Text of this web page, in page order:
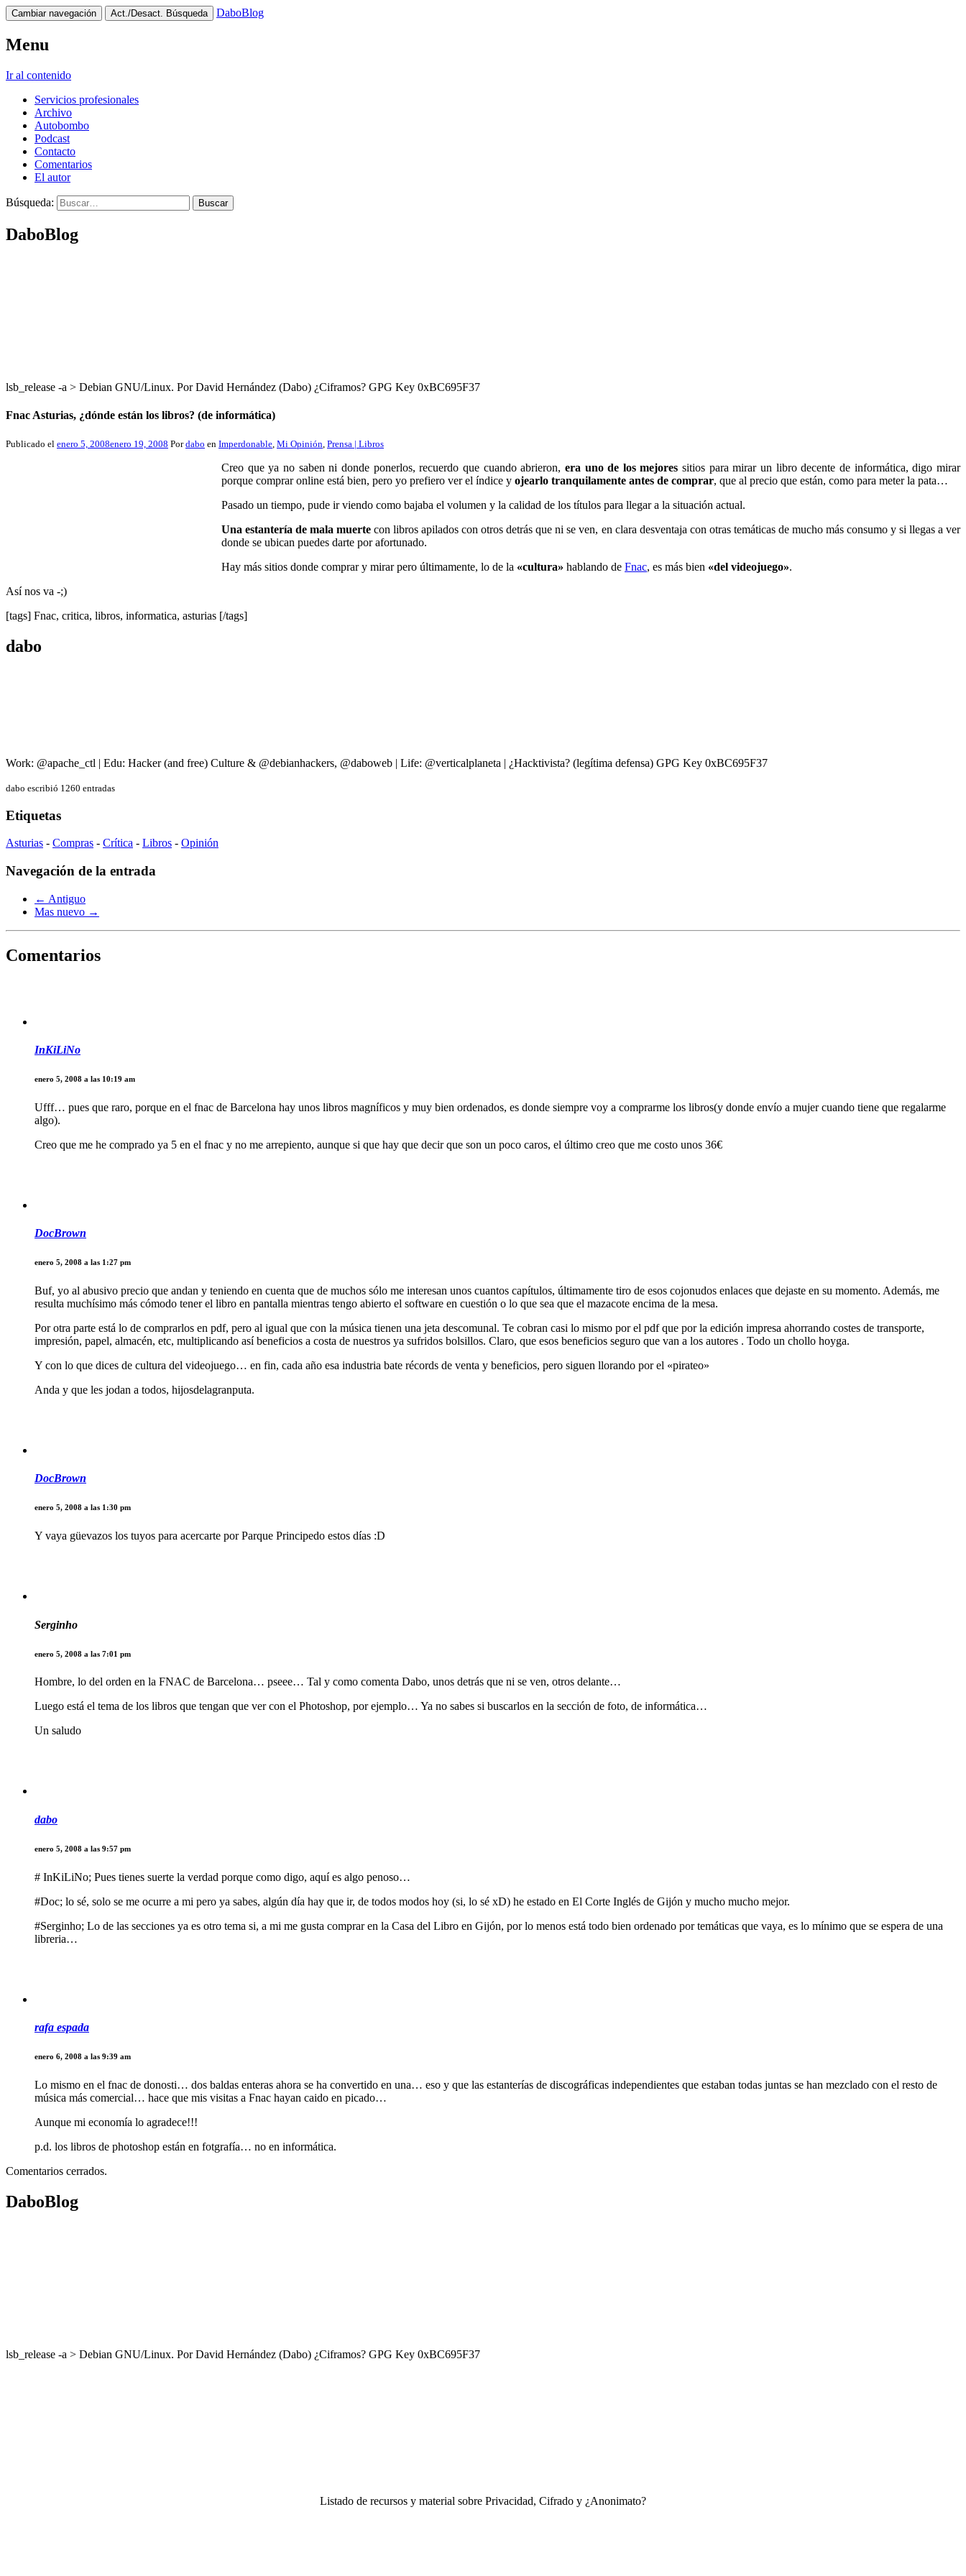
Cambiar navegación Act./Desact. Búsqueda DaboBlog
Menu
Ir al contenido
Servicios profesionales
Archivo
Autobombo
Podcast
Contacto
Comentarios
El autor
Búsqueda:
DaboBlog
lsb_release -a > Debian GNU/Linux. Por David Hernández (Dabo) ¿Ciframos? GPG Key 0xBC695F37
Fnac Asturias, ¿dónde están los libros? (de informática)
Publicado el enero 5, 2008enero 19, 2008 Pordabo en Imperdonable, Mi Opinión, Prensa | Libros
Creo que ya no saben ni donde ponerlos, recuerdo que cuando abrieron, era uno de los mejores sitios para mirar un libro decente de informática, digo mirar
porque comprar online está bien, pero yo prefiero ver el índice y ojearlo tranquilamente antes de comprar, que al precio que están, como para meter la pata…
Pasado un tiempo, pude ir viendo como bajaba el volumen y la calidad de los títulos para llegar a la situación actual.
Una estantería de mala muerte con libros apilados con otros detrás que ni se ven, en clara desventaja con otras temáticas de mucho más consumo y si llegas a ver
donde se ubican puedes darte por afortunado.
Hay más sitios donde comprar y mirar pero últimamente, lo de la «cultura» hablando de Fnac, es más bien «del videojuego».
Así nos va -;)
[tags] Fnac, critica, libros, informatica, asturias [/tags]
dabo
Work: @apache_ctl | Edu: Hacker (and free) Culture & @debianhackers, @daboweb | Life: @verticalplaneta | ¿Hacktivista? (legítima defensa) GPG Key 0xBC695F37
dabo escribió 1260 entradas
Etiquetas
Asturias - Compras - Crítica - Libros - Opinión
Navegación de la entrada
← Antiguo
Mas nuevo →
Comentarios
InKiLiNo
enero 5, 2008 a las 10:19 am
Ufff… pues que raro, porque en el fnac de Barcelona hay unos libros magníficos y muy bien ordenados, es donde siempre voy a comprarme los libros(y donde envío a mujer cuando tiene que regalarme
algo).
Creo que me he comprado ya 5 en el fnac y no me arrepiento, aunque si que hay que decir que son un poco caros, el último creo que me costo unos 36€
DocBrown
enero 5, 2008 a las 1:27 pm
Buf, yo al abusivo precio que andan y teniendo en cuenta que de muchos sólo me interesan unos cuantos capítulos, últimamente tiro de esos cojonudos enlaces que dejaste en su momento. Además, me
resulta muchísimo más cómodo tener el libro en pantalla mientras tengo abierto el software en cuestión o lo que sea que el mazacote encima de la mesa.
Por otra parte está lo de comprarlos en pdf, pero al igual que con la música tienen una jeta descomunal. Te cobran casi lo mismo por el pdf que por la edición impresa ahorrando costes de transporte,
impresión, papel, almacén, etc, multiplicando así beneficios a costa de nuestros ya sufridos bolsillos. Claro, que esos beneficios seguro que van a los autores . Todo un chollo hoyga.
Y con lo que dices de cultura del videojuego… en fin, cada año esa industria bate récords de venta y beneficios, pero siguen llorando por el «pirateo»
Anda y que les jodan a todos, hijosdelagranputa.
DocBrown
enero 5, 2008 a las 1:30 pm
Y vaya güevazos los tuyos para acercarte por Parque Principedo estos días :D
Serginho
enero 5, 2008 a las 7:01 pm
Hombre, lo del orden en la FNAC de Barcelona… pseee… Tal y como comenta Dabo, unos detrás que ni se ven, otros delante…
Luego está el tema de los libros que tengan que ver con el Photoshop, por ejemplo… Ya no sabes si buscarlos en la sección de foto, de informática…
Un saludo
dabo
enero 5, 2008 a las 9:57 pm
# InKiLiNo; Pues tienes suerte la verdad porque como digo, aquí es algo penoso…
#Doc; lo sé, solo se me ocurre a mi pero ya sabes, algún día hay que ir, de todos modos hoy (si, lo sé xD) he estado en El Corte Inglés de Gijón y mucho mucho mejor.
#Serginho; Lo de las secciones ya es otro tema si, a mi me gusta comprar en la Casa del Libro en Gijón, por lo menos está todo bien ordenado por temáticas que vaya, es lo mínimo que se espera de una
libreria…
rafa espada
enero 6, 2008 a las 9:39 am
Lo mismo en el fnac de donosti… dos baldas enteras ahora se ha convertido en una… eso y que las estanterías de discográficas independientes que estaban todas juntas se han mezclado con el resto de
música más comercial… hace que mis visitas a Fnac hayan caido en picado…
Aunque mi economía lo agradece!!!
p.d. los libros de photoshop están en fotgrafía… no en informática.
Comentarios cerrados.
DaboBlog
lsb_release -a > Debian GNU/Linux. Por David Hernández (Dabo) ¿Ciframos? GPG Key 0xBC695F37
Listado de recursos y material sobre Privacidad, Cifrado y ¿Anonimato?